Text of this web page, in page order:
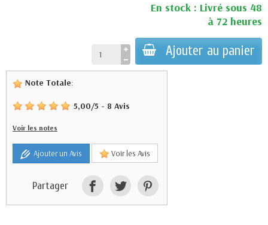
En stock : Livré sous 48
à 72 heures
Ajouter au panier
Note Totale:
5,00/5 - 8 Avis
Voir les notes
Ajouter un Avis Voir les Avis
Partager